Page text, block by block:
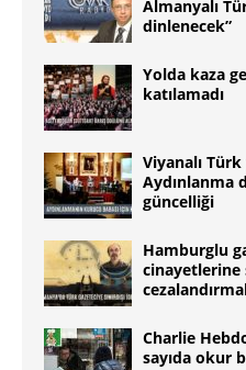
Almanyalı
dinlenecek”
Yolda kaza
katılamadı
Viyanalı Türk
Aydınlanma
güncelliği
Hamburglu
cinayetlerine
Charlie
sayıda okur